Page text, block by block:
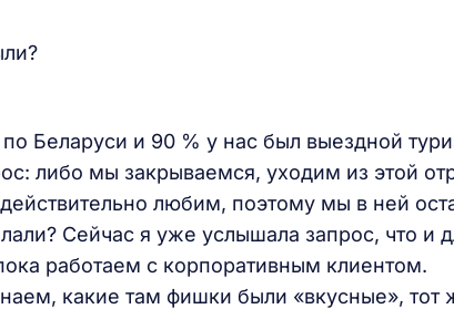
Беларуси и 90 % у нас был выездной
либо мы закрываемся, уходим из этой
любим, поэтому мы в ней
Сейчас я уже услышала запрос, что и
работаем с корпоративным клиентом.
какие там фишки были «вкусные», тот